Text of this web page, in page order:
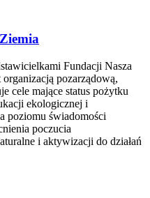
Fundacji Nasza
pozarządową,
cele mające status pożytku
ekologicznej i
poziomu świadomości
poczucia
i aktywizacji do działań